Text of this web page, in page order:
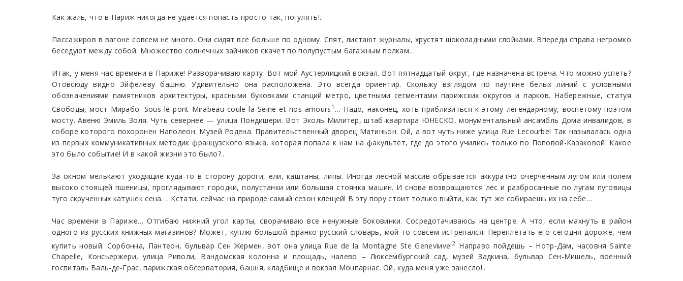
Как жаль, что в Париж никогда не удается попасть просто так, погулять!..
Пассажиров в вагоне совсем не много. Они сидят все больше по одному. Спят, листают журналы, хрустят шоколадными слойками. Впереди справа негромко
беседуют между собой. Множество солнечных зайчиков скачет по полупустым багажным полкам…
Итак, у меня час времени в Париже! Разворачиваю карту. Вот мой Аустерлицкий вокзал. Вот пятнадцатый округ, где назначена встреча. Что можно успеть?
Отовсюду видно Эйфелеву башню. Удивительно она расположена. Это всегда ориентир. Скольжу взглядом по паутине белых линий с условными
обозначениями памятников архитектуры, красными буковками станций метро, цветными сегментами парижских округов и парков. Набережные, статуя
Свободы, мост Мирабо. Sous le pont Mirabeau coule la Seine et nos amours 1 … Надо, наконец, хоть приблизиться к этому легендарному, воспетому поэтом
мосту. Авеню Эмиль Золя. Чуть севернее — улица Пондишери. Вот Эколь Милитер, штаб-квартира ЮНЕСКО, монументальный ансамбль Дома инвалидов, в
соборе которого похоронен Наполеон. Музей Родена. Правительственный дворец Матиньон. Ой, а вот чуть ниже улица Rue Lecourbe! Так называлась одна
из первых коммуникативных методик французского языка, которая попала к нам на факультет, где до этого учились только по Поповой-Казаковой. Какое
это было событие! И в какой жизни это было?..
За окном мелькают уходящие куда-то в сторону дороги, ели, каштаны, липы. Иногда лесной массив обрывается аккуратно очерченным лугом или полем
высоко стоящей пшеницы, проглядывают городки, полустанки или большая стоянка машин. И снова возвращаются лес и разбросанные по лугам пуговицы
туго скрученных катушек сена. …Кстати, сейчас на природе самый сезон клещей! В эту пору стоит только выйти, как тут же собираешь их на себе…
Час времени в Париже… Отгибаю нижний угол карты, сворачиваю все ненужные боковинки. Сосредотачиваюсь на центре. А что, если махнуть в район
одного из русских книжных магазинов? Может, куплю большой франко-русский словарь, мой-то совсем истрепался. Переплетать его сегодня дороже, чем
купить новый. Сорбонна, Пантеон, бульвар Сен Жермен, вот она улица Rue de la Montagne Ste Geneviиve!2 Направо пойдешь – Нотр-Дам, часовня Sainte
Chapelle, Консьержери, улица Риволи, Вандомская колонна и площадь, налево – Люксембургский сад, музей Задкина, бульвар Сен-Мишель, военный
госпиталь Валь-де-Грас, парижская обсерватория, башня, кладбище и вокзал Монпарнас. Ой, куда меня уже занесло!..